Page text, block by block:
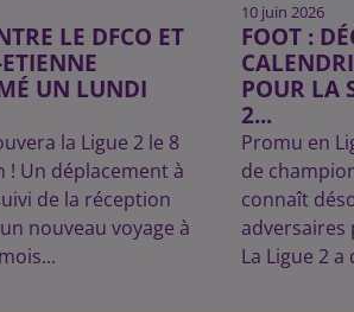
LE DFCO ET
UN LUNDI
la Ligue 2 le 8
! Un déplacement à
de la réception
nouveau voyage à
10 juin 2026
FOOT :
POUR LA
2...
Promu en
de
connaît
adversaires
La Ligue 2 a